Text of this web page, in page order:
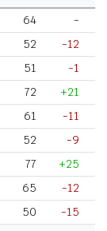
64
-
52
-12
51
-1
72
+21
61
-11
52
-9
77
+25
65
-12
50
-15